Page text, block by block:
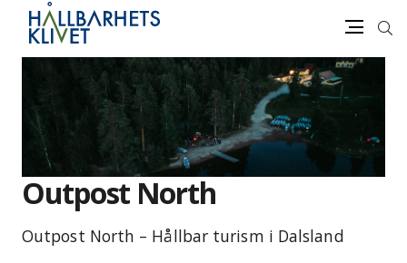
innehåll
Sök
Outpost North
Outpost North – Hållbar turism i Dalsland